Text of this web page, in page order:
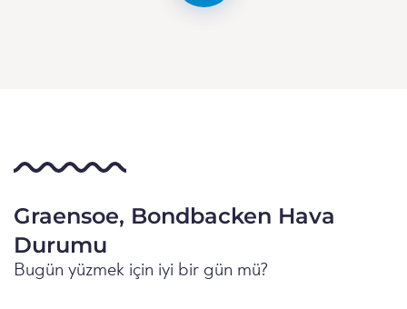
Graensoe, Bondbacken Hava
Durumu
Bugün yüzmek için iyi bir gün mü?